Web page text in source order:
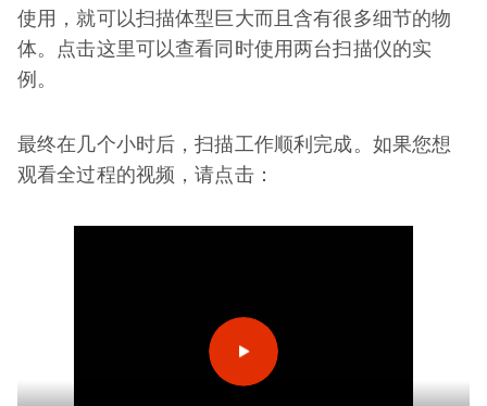
使用，就可以扫描体型巨大而且含有很多细节的物
体。点击这里可以查看同时使用两台扫描仪的实
例。
最终在几个小时后，扫描工作顺利完成。如果您想
观看全过程的视频，请点击：